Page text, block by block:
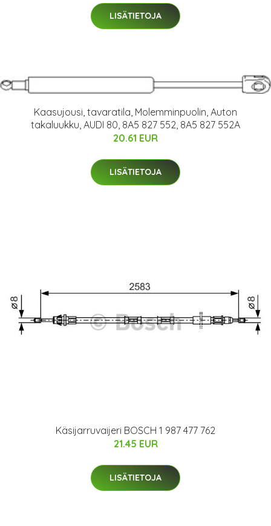
LISÄTIETOJA
Kaasujousi, tavaratila, Molemminpuolin, Auton
takaluukku, AUDI 80, 8A5 827 552, 8A5 827 552A
20.61 EUR
LISÄTIETOJA
Käsijarruvaijeri BOSCH 1 987 477 762
21.45 EUR
LISÄTIETOJA